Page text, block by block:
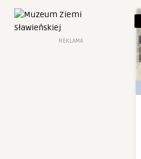
REKLAMA